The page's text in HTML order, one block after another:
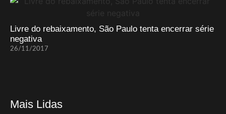
Livre do rebaixamento, São Paulo tenta encerrar série
negativa
26/11/2017
Mais Lidas